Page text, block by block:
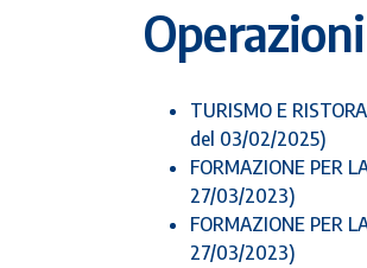
TURISMO E
del 03/02/2025)
FORMAZIONE PER
27/03/2023)
FORMAZIONE PER
27/03/2023)